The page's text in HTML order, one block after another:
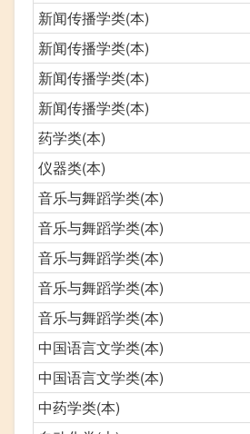
新闻传播学类(本)
新闻传播学类(本)
新闻传播学类(本)
新闻传播学类(本)
药学类(本)
仪器类(本)
音乐与舞蹈学类(本)
音乐与舞蹈学类(本)
音乐与舞蹈学类(本)
音乐与舞蹈学类(本)
音乐与舞蹈学类(本)
中国语言文学类(本)
中国语言文学类(本)
中药学类(本)